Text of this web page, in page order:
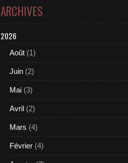
ARCHIVES
2026
Août (1)
Juin (2)
Mai (3)
Avril (2)
Mars (4)
Février (4)